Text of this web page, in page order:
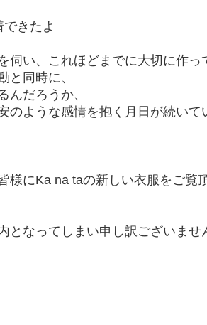
きたよ
伺い、これほどまでに大切に作っ
と同時に、
んだろうか、
のような感情を抱く月日が続いて
様にKa na taの新しい衣服をご覧
となってしまい申し訳ございませ